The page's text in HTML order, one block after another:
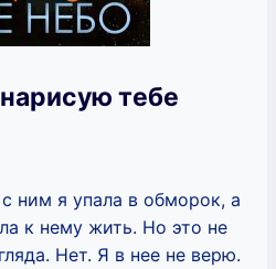
тебе
ним я упала в обморок, а
к нему жить. Но это не
Нет. Я в нее не верю.